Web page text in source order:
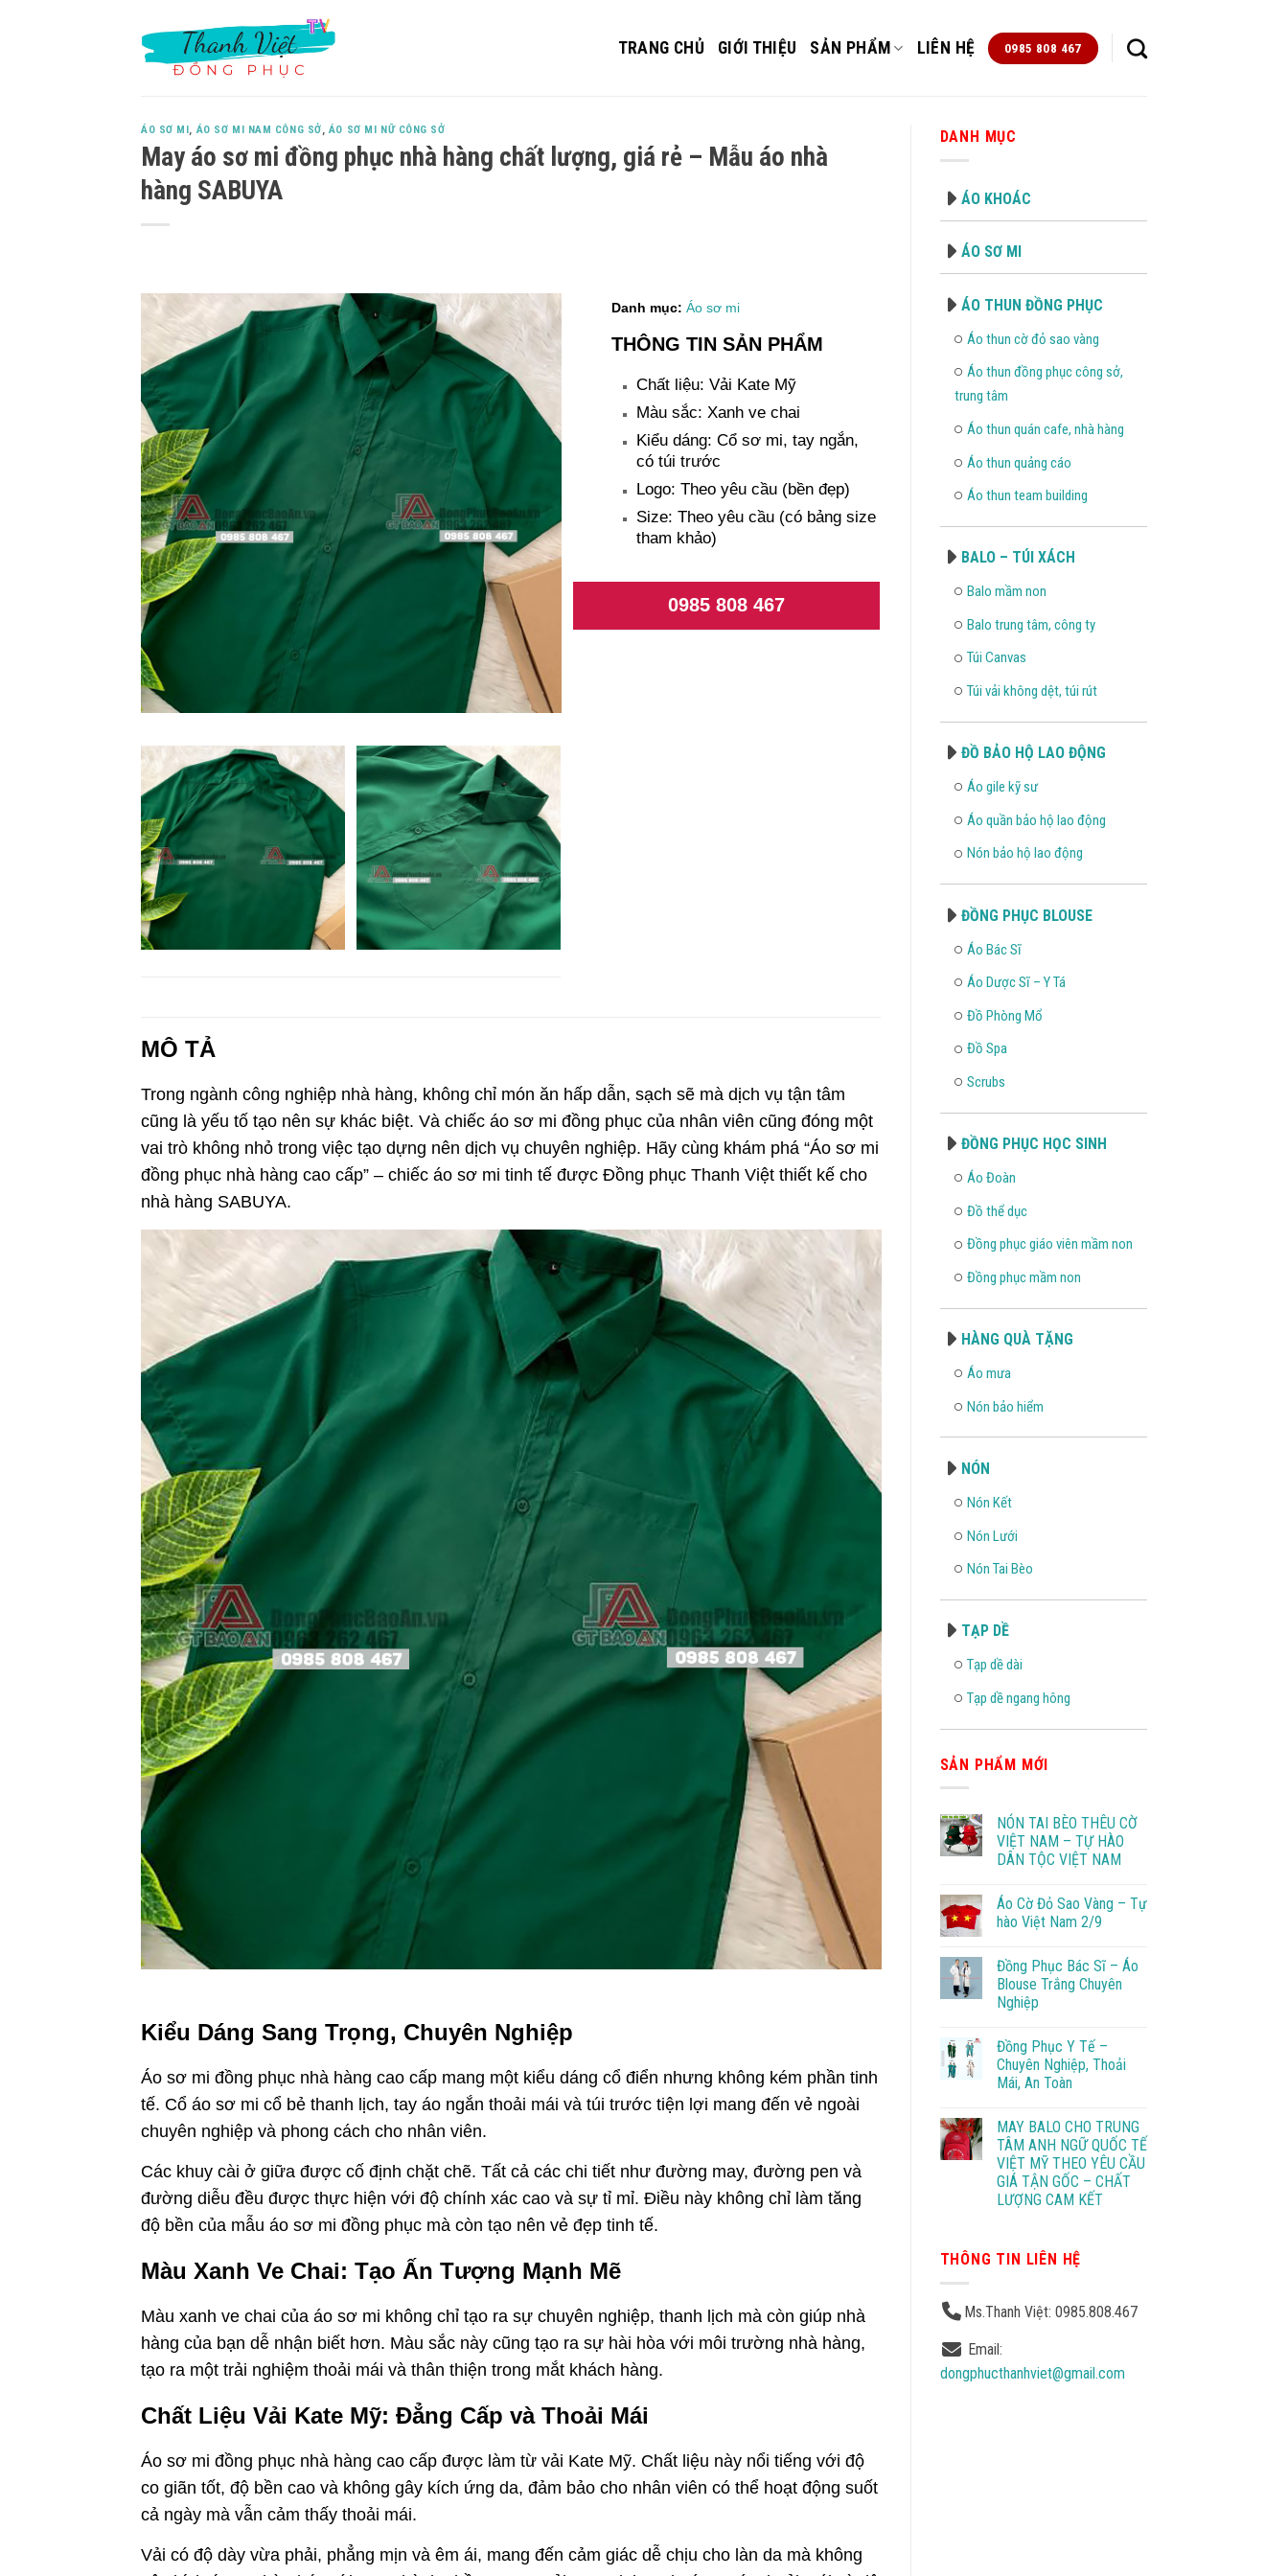
TRANG CHỦ GIỚI THIỆU SẢN PHẨM LIÊN HỆ 0985 808 467
ÁO SƠ MI, ÁO SƠ MI NAM CÔNG SỞ, ÁO SƠ MI NỮ CÔNG SỞ
May áo sơ mi đồng phục nhà hàng chất lượng, giá rẻ – Mẫu áo nhà
hàng SABUYA
Danh mục:Áo sơ mi
THÔNG TIN SẢN PHẨM
Chất liệu: Vải Kate Mỹ
Màu sắc: Xanh ve chai
Kiểu dáng: Cổ sơ mi, tay ngắn,
có túi trước
Logo: Theo yêu cầu (bền đẹp)
Size: Theo yêu cầu (có bảng size
tham khảo)
0985 808 467
MÔ TẢ
Trong ngành công nghiệp nhà hàng, không chỉ món ăn hấp dẫn, sạch sẽ mà dịch vụ tận tâm
cũng là yếu tố tạo nên sự khác biệt. Và chiếc áo sơ mi đồng phục của nhân viên cũng đóng một
vai trò không nhỏ trong việc tạo dựng nên dịch vụ chuyên nghiệp. Hãy cùng khám phá “Áo sơ mi
đồng phục nhà hàng cao cấp” – chiếc áo sơ mi tinh tế được Đồng phục Thanh Việt thiết kế cho
nhà hàng SABUYA.
Kiểu Dáng Sang Trọng, Chuyên Nghiệp
Áo sơ mi đồng phục nhà hàng cao cấp mang một kiểu dáng cổ điển nhưng không kém phần tinh
tế. Cổ áo sơ mi cổ bẻ thanh lịch, tay áo ngắn thoải mái và túi trước tiện lợi mang đến vẻ ngoài
chuyên nghiệp và phong cách cho nhân viên.
Các khuy cài ở giữa được cố định chặt chẽ. Tất cả các chi tiết như đường may, đường pen và
đường diễu đều được thực hiện với độ chính xác cao và sự tỉ mỉ. Điều này không chỉ làm tăng
độ bền của mẫu áo sơ mi đồng phục mà còn tạo nên vẻ đẹp tinh tế.
Màu Xanh Ve Chai: Tạo Ấn Tượng Mạnh Mẽ
Màu xanh ve chai của áo sơ mi không chỉ tạo ra sự chuyên nghiệp, thanh lịch mà còn giúp nhà
hàng của bạn dễ nhận biết hơn. Màu sắc này cũng tạo ra sự hài hòa với môi trường nhà hàng,
tạo ra một trải nghiệm thoải mái và thân thiện trong mắt khách hàng.
Chất Liệu Vải Kate Mỹ: Đẳng Cấp và Thoải Mái
Áo sơ mi đồng phục nhà hàng cao cấp được làm từ vải Kate Mỹ. Chất liệu này nổi tiếng với độ
co giãn tốt, độ bền cao và không gây kích ứng da, đảm bảo cho nhân viên có thể hoạt động suốt
cả ngày mà vẫn cảm thấy thoải mái.
Vải có độ dày vừa phải, phẳng mịn và êm ái, mang đến cảm giác dễ chịu cho làn da mà không
DANH MỤC
ÁO KHOÁC
ÁO SƠ MI
ÁO THUN ĐỒNG PHỤC
Áo thun cờ đỏ sao vàng
Áo thun đồng phục công sở,
trung tâm
Áo thun quán cafe, nhà hàng
Áo thun quảng cáo
Áo thun team building
BALO – TÚI XÁCH
Balo mầm non
Balo trung tâm, công ty
Túi Canvas
Túi vải không dệt, túi rút
ĐỒ BẢO HỘ LAO ĐỘNG
Áo gile kỹ sư
Áo quần bảo hộ lao động
Nón bảo hộ lao động
ĐỒNG PHỤC BLOUSE
Áo Bác Sĩ
Áo Dược Sĩ – Y Tá
Đồ Phòng Mổ
Đồ Spa
Scrubs
ĐỒNG PHỤC HỌC SINH
Áo Đoàn
Đồ thể dục
Đồng phục giáo viên mầm non
Đồng phục mầm non
HÀNG QUÀ TẶNG
Áo mưa
Nón bảo hiểm
NÓN
Nón Kết
Nón Lưới
Nón Tai Bèo
TẠP DỀ
Tạp dề dài
Tạp dề ngang hông
SẢN PHẨM MỚI
NÓN TAI BÈO THÊU CỜ
VIỆT NAM – TỰ HÀO
DÂN TỘC VIỆT NAM
Áo Cờ Đỏ Sao Vàng – Tự
hào Việt Nam 2/9
Đồng Phục Bác Sĩ – Áo
Blouse Trắng Chuyên
Nghiệp
Đồng Phục Y Tế –
Chuyên Nghiệp, Thoải
Mái, An Toàn
MAY BALO CHO TRUNG
TÂM ANH NGỮ QUỐC TẾ
VIỆT MỸ THEO YÊU CẦU
GIÁ TẬN GỐC – CHẤT
LƯỢNG CAM KẾT
THÔNG TIN LIÊN HỆ
Ms.Thanh Việt: 0985.808.467
Email:
dongphucthanhviet@gmail.com